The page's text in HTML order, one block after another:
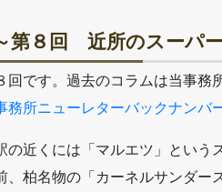
第８回 近所のスーパ
回です。過去のコラムは当事務
務所ニューレターバックナンバ
の近くには「マルエツ」という
、柏名物の「カーネルサンダー